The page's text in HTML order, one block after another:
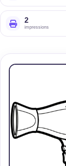
2
impressions